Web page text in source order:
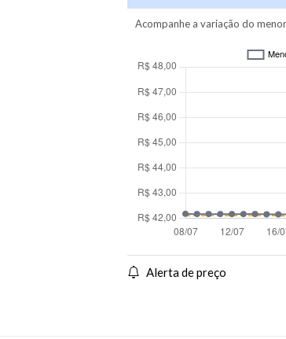
Acompanhe a variação do
Alerta de preço